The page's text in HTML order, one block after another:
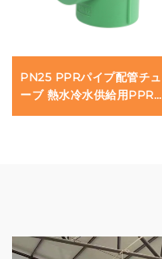
PN25 PPRパイプ配管チュ
ーブ 熱水冷水供給用PPRパ
イプ